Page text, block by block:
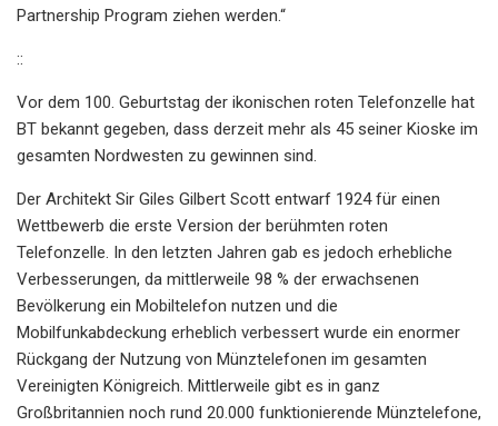
Partnership Program ziehen werden.“
::
Vor dem 100. Geburtstag der ikonischen roten Telefonzelle hat
BT bekannt gegeben, dass derzeit mehr als 45 seiner Kioske im
gesamten Nordwesten zu gewinnen sind.
Der Architekt Sir Giles Gilbert Scott entwarf 1924 für einen
Wettbewerb die erste Version der berühmten roten
Telefonzelle. In den letzten Jahren gab es jedoch erhebliche
Verbesserungen, da mittlerweile 98 % der erwachsenen
Bevölkerung ein Mobiltelefon nutzen und die
Mobilfunkabdeckung erheblich verbessert wurde ein enormer
Rückgang der Nutzung von Münztelefonen im gesamten
Vereinigten Königreich. Mittlerweile gibt es in ganz
Großbritannien noch rund 20.000 funktionierende Münztelefone,